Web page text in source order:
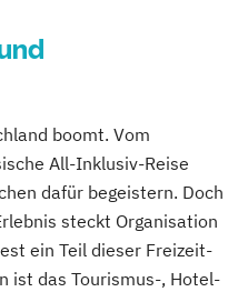
boomt. Vom
All-Inklusiv-Reise
dafür begeistern. Doch
steckt Organisation
ein Teil dieser Freizeit-
ist das Tourismus-, Hotel-